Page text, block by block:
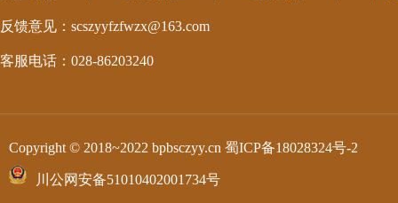
反馈意见：scszyyfzfwzx@163.com
客服电话：028-86203240
Copyright © 2018~2022 bpbsczyy.cn 蜀ICP备18028324号-2
川公网安备51010402001734号